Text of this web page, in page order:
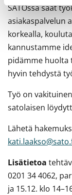
SATOssa saat
asiakaspalvelun
korkealla,
kannustamme
pidämme huolta
hyvin tehdystä
Työ on
satolaisen
Lähetä
Lisätietoa
0201 34 4062,
ja 15.12. klo